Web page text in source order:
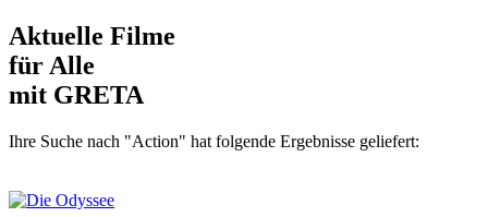
Aktuelle Filme
für Alle
mit GRETA
Ihre Suche nach "Action" hat folgende Ergebnisse geliefert: